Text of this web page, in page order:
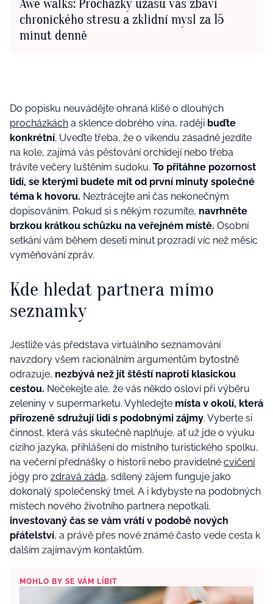
Awe walks: Procházky úžasu vás zbaví
chronického stresu a zklidní mysl za 15
minut denně
Do popisku neuvádějte ohraná klišé o dlouhých
procházkách a sklence dobrého vína, raději buďte
konkrétní. Uveďte třeba, že o víkendu zásadně jezdíte
na kole, zajímá vás pěstování orchidejí nebo třeba
trávíte večery luštěním sudoku. To přitáhne pozornost
lidí, se kterými budete mít od první minuty společné
téma k hovoru. Neztrácejte ani čas nekonečným
dopisováním. Pokud si s někým rozumíte, navrhněte
brzkou krátkou schůzku na veřejném místě. Osobní
setkání vám během deseti minut prozradí víc než měsíc
vyměňování zpráv.
Kde hledat partnera mimo
seznamky
Jestliže vás představa virtuálního seznamování
navzdory všem racionálním argumentům bytostně
odrazuje, nezbývá než jít štěstí naproti klasickou
cestou. Nečekejte ale, že vás někdo osloví při výběru
zeleniny v supermarketu. Vyhledejte místa v okolí, která
přirozeně sdružují lidi s podobnými zájmy. Vyberte si
činnost, která vás skutečně naplňuje, ať už jde o výuku
cizího jazyka, přihlášení do místního turistického spolku,
na večerní přednášky o historii nebo pravidelné cvičení
jógy pro zdravá záda, sdílený zájem funguje jako
dokonalý společenský tmel. A i kdybyste na podobných
místech nového životního partnera nepotkali,
investovaný čas se vám vrátí v podobě nových
přátelství, a právě přes nové známé často vede cesta k
dalším zajímavým kontaktům.
MOHLO BY SE VÁM LÍBIT